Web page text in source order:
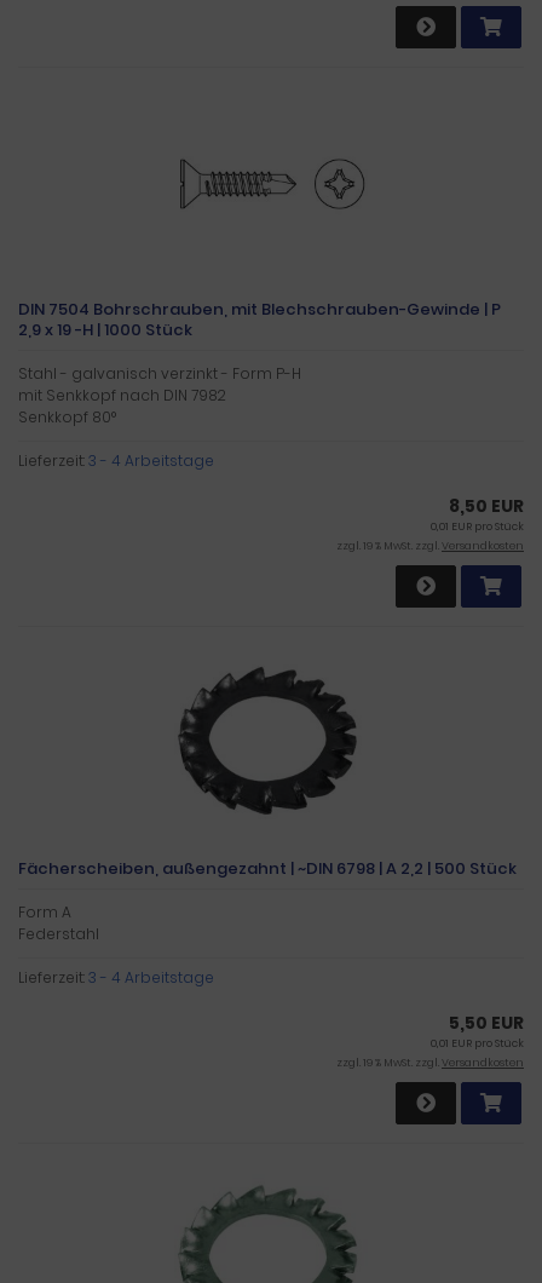
DIN 7504 Bohrschrauben, mit Blechschrauben-Gewinde | P
2,9 x 19 -H | 1000 Stück
Stahl - galvanisch verzinkt - Form P-H
mit Senkkopf nach DIN 7982
Senkkopf 80°
Lieferzeit:3 - 4 Arbeitstage
8,50 EUR
0,01 EUR pro Stück
zzgl. 19 % MwSt. zzgl.Versandkosten
Fächerscheiben, außengezahnt | ~DIN 6798 | A 2,2 | 500 Stück
Form A
Federstahl
Lieferzeit:3 - 4 Arbeitstage
5,50 EUR
0,01 EUR pro Stück
zzgl. 19 % MwSt. zzgl.Versandkosten